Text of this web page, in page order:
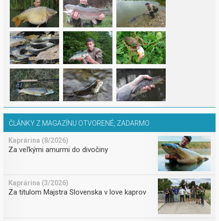
ČLÁNKY Z MAGAZÍNU OTVORENÉ, ZADARMO
Kaprárina (8/2026)
Za veľkými amurmi do divočiny
Kaprárina (3/2026)
Za titulom Majstra Slovenska v love kaprov